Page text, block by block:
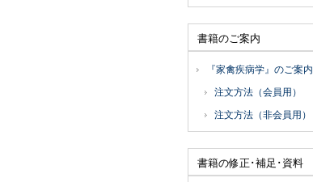
書籍のご案内
『家禽疾病学』のご案内
注文方法（会員用）
注文方法（非会員用）
書籍の修正･補足･資料